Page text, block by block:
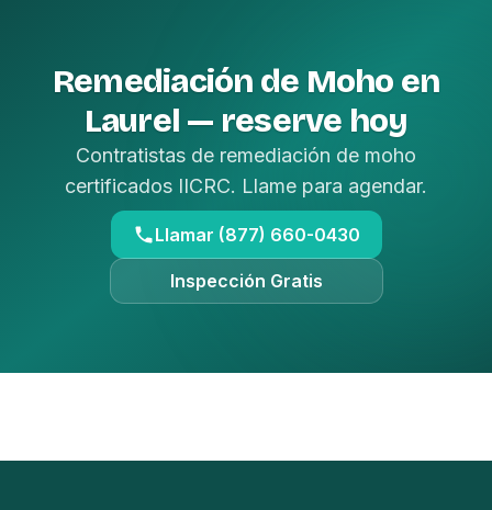
Remediación de Moho en
Laurel — reserve hoy
Contratistas de remediación de moho
certificados IICRC. Llame para agendar.
Llamar (877) 660-0430
Inspección Gratis